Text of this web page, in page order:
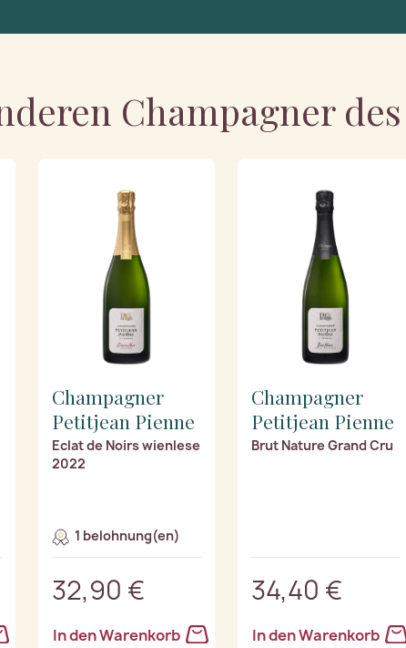
Champagner
Champagner
Petitjean Pienne
Eclat de Noirs wienlese
2022
1 belohnung(en)
32,90 €
In den Warenkorb
Champagner
Petitjean Pienne
Brut Nature Grand Cru
34,40 €
In den Warenkorb